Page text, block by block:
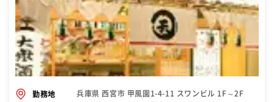
勤務地 兵庫県 西宮市 甲風園1-4-11 スワンビル 1F～2F